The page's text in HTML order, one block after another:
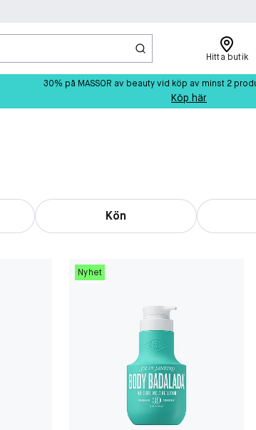
Hitta butik
30% på MASSOR av beauty vid köp av minst 2
Köp här
Kön
Nyhet